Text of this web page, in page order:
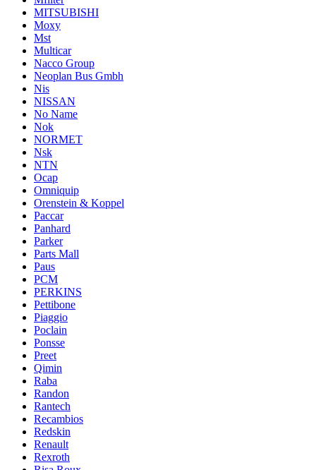
MITSUBISHI
Moxy
Mst
Multicar
Nacco Group
Neoplan Bus Gmbh
Nis
NISSAN
No Name
Nok
NORMET
Nsk
NTN
Ocap
Omniquip
Orenstein & Koppel
Paccar
Panhard
Parker
Parts Mall
Paus
PCM
PERKINS
Pettibone
Piaggio
Poclain
Ponsse
Preet
Qimin
Raba
Randon
Rantech
Recambios
Redskin
Renault
Rexroth